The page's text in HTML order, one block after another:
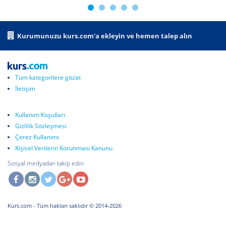
Kurumunuzu kurs.com'a ekleyin ve hemen talep alın
Tüm kategorilere gözat
İletişim
Kullanım Koşulları
Gizlilik Sözleşmesi
Çerez Kullanımı
Kişisel Verilerin Korunması Kanunu
Sosyal medyadan takip edin
Kurs.com - Tüm hakları saklıdır © 2014-2026